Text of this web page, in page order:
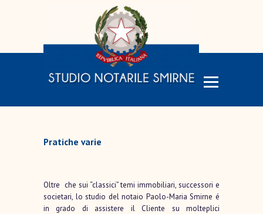
Pratiche varie
Oltre che sui “classici” temi immobiliari, successori e
societari, lo studio del notaio Paolo-Maria Smirne é
in grado di assistere il Cliente su molteplici